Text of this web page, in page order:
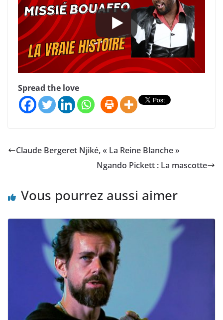
Spread the love
Claude Bergeret Njiké, « La Reine Blanche »
Ngando Pickett : La mascotte
Vous pourrez aussi aimer